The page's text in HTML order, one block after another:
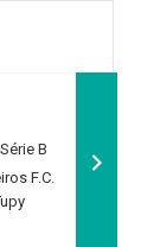
B
F.C.